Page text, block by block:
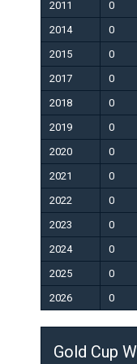
2011 0
2014
0
2015
0
2017
0
2018
0
2019
0
2020
0
2021
0
2022
0
2023
0
2024
0
2025
0
2026
0
Gold Cup W